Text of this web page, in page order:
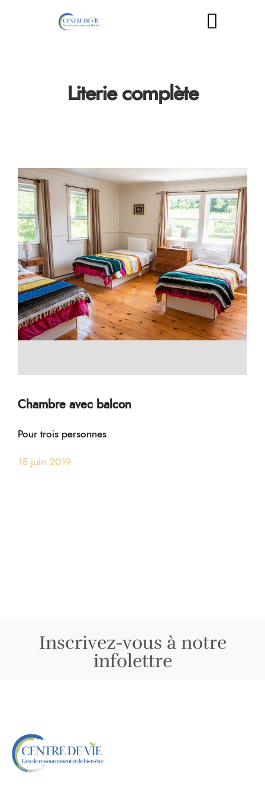
Literie complète
Chambre avec balcon
Pour trois personnes
18 juin 2019
Inscrivez-vous à notre
infolettre